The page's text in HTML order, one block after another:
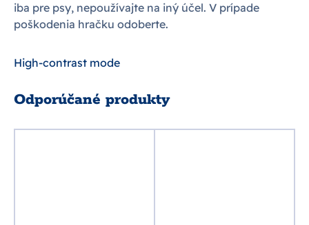
iba pre psy, nepoužívajte na iný účel. V prípade
poškodenia hračku odoberte.
High-contrast mode
Odporúčané produkty